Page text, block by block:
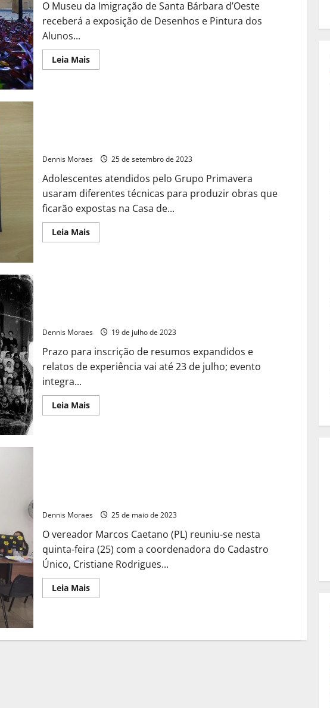
O Museu da Imigração de Santa Bárbara d’Oeste
receberá a exposição de Desenhos e Pintura dos
Alunos...
Leia Mais
Dennis Moraes 25 de setembro de 2023
Adolescentes atendidos pelo Grupo Primavera
usaram diferentes técnicas para produzir obras que
ficarão expostas na Casa de...
Leia Mais
Dennis Moraes 19 de julho de 2023
Prazo para inscrição de resumos expandidos e
relatos de experiência vai até 23 de julho; evento
integra...
Leia Mais
Dennis Moraes 25 de maio de 2023
O vereador Marcos Caetano (PL) reuniu-se nesta
quinta-feira (25) com a coordenadora do Cadastro
Único, Cristiane Rodrigues...
Leia Mais